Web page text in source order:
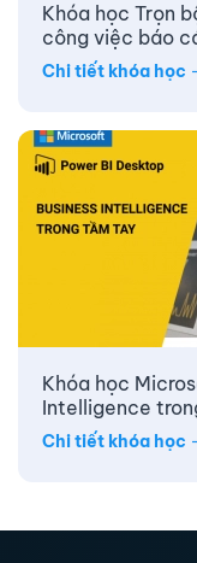
Khóa học Trọn
công việc báo
Chi tiết khóa học
Khóa học
Intelligence
Chi tiết khóa học